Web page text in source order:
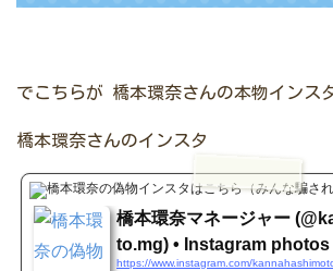
でこちらが 橋本環奈さんの本物インス
橋本環奈さんのインスタ
橋本環奈マネージャー
to.mg) • Instagram
https://www.instagram.com/